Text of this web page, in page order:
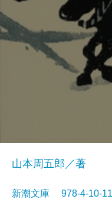
山本周五郎／著
新潮文庫 978-4-10-